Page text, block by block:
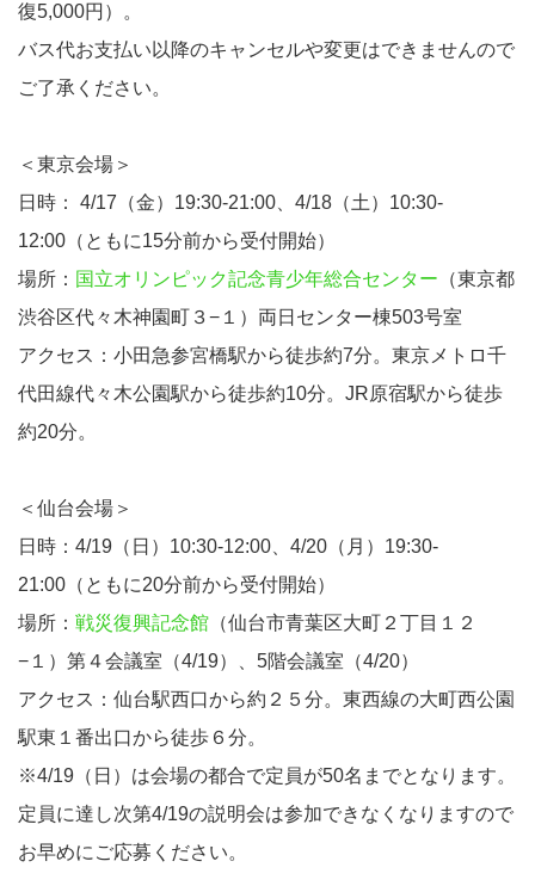
復5,000円）。
バス代お支払い以降のキャンセルや変更はできませんので
ご了承ください。
＜東京会場＞
日時： 4/17（金）19:30-21:00、4/18（土）10:30-
12:00（ともに15分前から受付開始）
場所： 国立オリンピック記念青少年総合センター （東京都
渋谷区代々木神園町３−１）両日センター棟503号室
アクセス：小田急参宮橋駅から徒歩約7分。東京メトロ千
代田線代々木公園駅から徒歩約10分。JR原宿駅から徒歩
約20分。
＜仙台会場＞
日時：4/19（日）10:30-12:00、4/20（月）19:30-
21:00（ともに20分前から受付開始）
場所： 戦災復興記念館 （仙台市青葉区大町２丁目１２
−１）第４会議室（4/19）、5階会議室（4/20）
アクセス：仙台駅西口から約２５分。東西線の大町西公園
駅東１番出口から徒歩６分。
※4/19（日）は会場の都合で定員が50名までとなります。
定員に達し次第4/19の説明会は参加できなくなりますので
お早めにご応募ください。